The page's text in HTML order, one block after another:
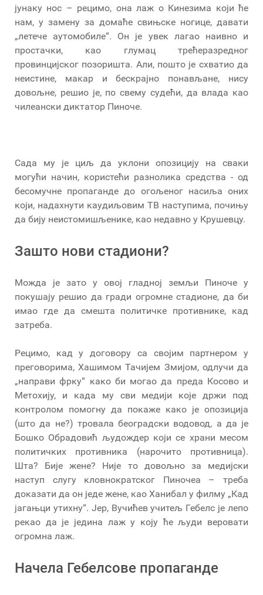
јунаку нос – рецимо, она лаж о Кинезима који ће
нам, у замену за домаће свињске ногице, давати
„летече аутомобиле“. Он је увек лагао наивно и
простачки, као глумац трећеразредног
провинцијског позоришта. Али, пошто је схватио да
неистине, макар и бескрајно понављане, нису
довољне, решио је, по свему судећи, да влада као
чилеански диктатор Пиноче.
Сада му је циљ да уклони опозицију на сваки
могући начин, користећи разнолика средства - од
бесомучне пропаганде до огољеног насиља оних
који, надахнути каудиљовим ТВ наступима, почињу
да бију неистомишљенике, као недавно у Крушевцу.
Зашто нови стадиони?
Можда је зато у овој гладној земљи Пиноче у
покушају решио да гради огромне стадионе, да би
имао где да смешта политичке противнике, кад
затреба.
Рецимо, кад у договору са својим партнером у
преговорима, Хашимом Тачијем Змијом, одлучи да
„направи фрку“ како би могао да преда Косово и
Метохију, и када му сви медији које држи под
контролом помогну да покаже како је опозиција
(што да не?) тровала београдски водовод, а да је
Бошко Обрадовић људождер који се храни месом
политичких противника (нарочито противница).
Шта? Бије жене? Није то довољно за медијски
наступ слугу кловнократског Пиночеа – треба
доказати да он једе жене, као Ханибал у филму „Кад
јагањци утихну“. Јер, Вучићев учитељ Гебелс је лепо
рекао да је једина лаж у коју ће људи веровати
огромна лаж.
Начела Гебелсове пропаганде